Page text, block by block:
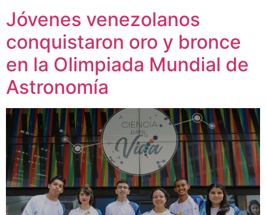
Jóvenes venezolanos
conquistaron oro y bronce
en la Olimpiada Mundial de
Astronomía